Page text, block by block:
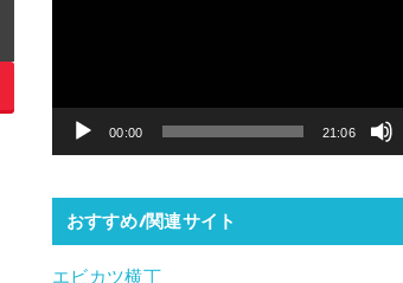
ヤ
00:00 21:06
おすすめ/関連サイト
エビカツ横丁